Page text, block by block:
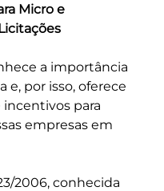
Micro e
a importância
e, por isso, oferece
para
empresas em
2006, conhecida